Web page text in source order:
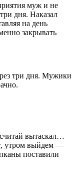
муж и не
дня. Наказал
на день
закрывать
три дня. Мужики
вытаскал…
утром выйдем —
поставили